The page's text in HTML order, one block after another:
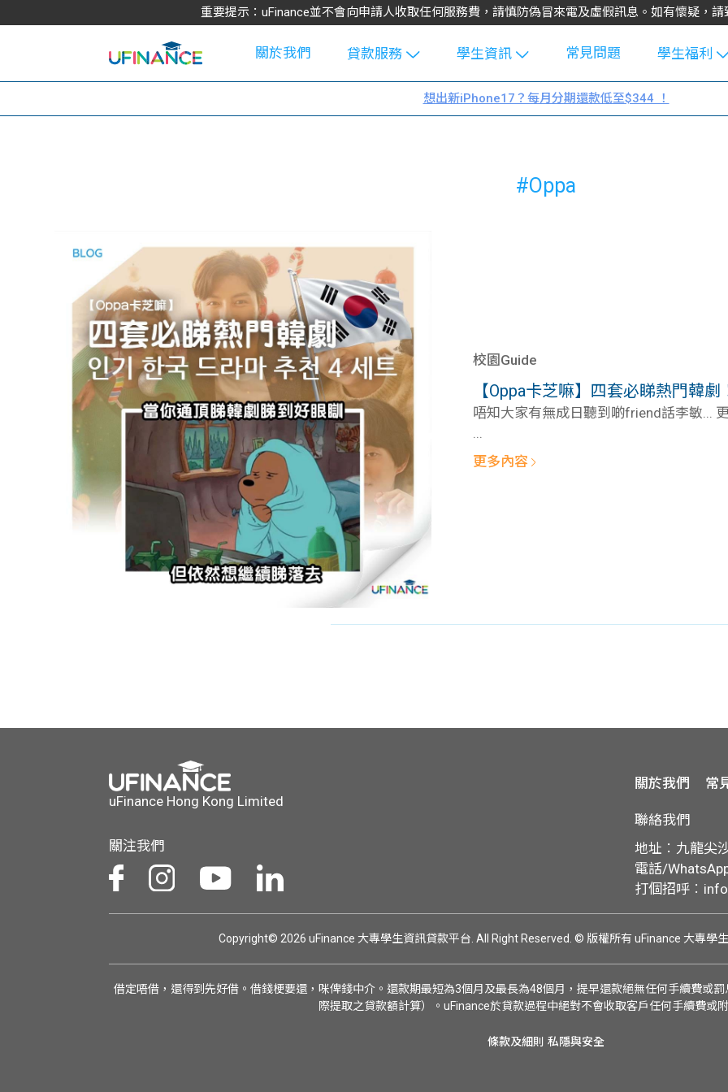
重要提示：uFinance並不會向申請人收取任何服務費，請慎防偽冒來電及虛假訊息。如有懷疑，
關於我們
貸款服務
學生貸款
貸款計數
機
網上私人貸
款
貸款計數
機
學生資訊
Blog
大專生筍
學生貸款
101
常見問題
學生福利
uFinance
園贊助
想出新iPhone17？每月分期還款低至$344 ！
#Oppa
校園Guide
【Oppa卡芝嘛】四套必睇熱門韓劇
唔知大家有無成日聽到啲friend話李敏...
更多內容
uFinance Hong Kong Limited
關注我們
關於我們 常
聯絡我們
地址︰九龍尖
電話/
打個招呼︰
Copyright© 2026 uFinance 大專學生資訊貸款平台. All Right Reserved. © 版權所有 uFinance 大專學
借定唔借，還得到先好借。借錢梗要還，咪俾錢中介。還款期最短為3個月及最長為48個月，提早還款絕無任何手續費或
際提取之貸款額計算）。uFinance於貸款過程中絕對不會收取客戶任何手續費或
條款及細則 私隱與安全